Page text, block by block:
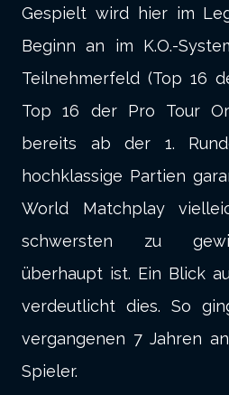
Gespielt wird hier im
Beginn an im K.O.-
Teilnehmerfeld (Top 16
Top 16 der Pro Tour
bereits ab der 1.
hochklassige Partien
World Matchplay
schwersten zu
überhaupt ist. Ein Blick
verdeutlicht dies. So
vergangenen 7 Jahren
Spieler.